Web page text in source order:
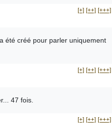
[+] [++] [+++]
été créé pour parler uniquement
[+] [++] [+++]
47 fois.
[+] [++] [+++]